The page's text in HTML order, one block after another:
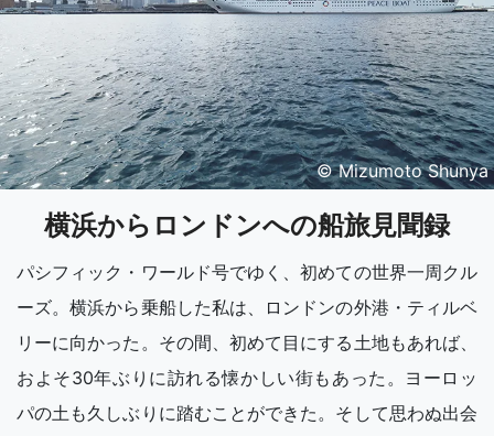
© Mizumoto Shunya
横浜からロンドンへの船旅見聞録
パシフィック・ワールド号でゆく、初めての世界一周クル
ーズ。横浜から乗船した私は、ロンドンの外港・ティルベ
リーに向かった。その間、初めて目にする土地もあれば、
およそ30年ぶりに訪れる懐かしい街もあった。ヨーロッ
パの土も久しぶりに踏むことができた。そして思わぬ出会